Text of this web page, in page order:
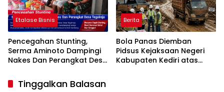
Etalase Bisnis
Pencegahan Stunting,
Serma Aminoto Dampingi
Nakes Dan Perangkat Desa
Berita
Bola Panas Diemban
Pidsus Kejaksaan Negeri
Kabupaten Kediri atas
Tinggalkan Balasan